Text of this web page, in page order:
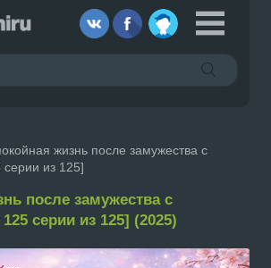
жизнь после замужества с
из 125]
после замужества с
серии из 125] (2025)